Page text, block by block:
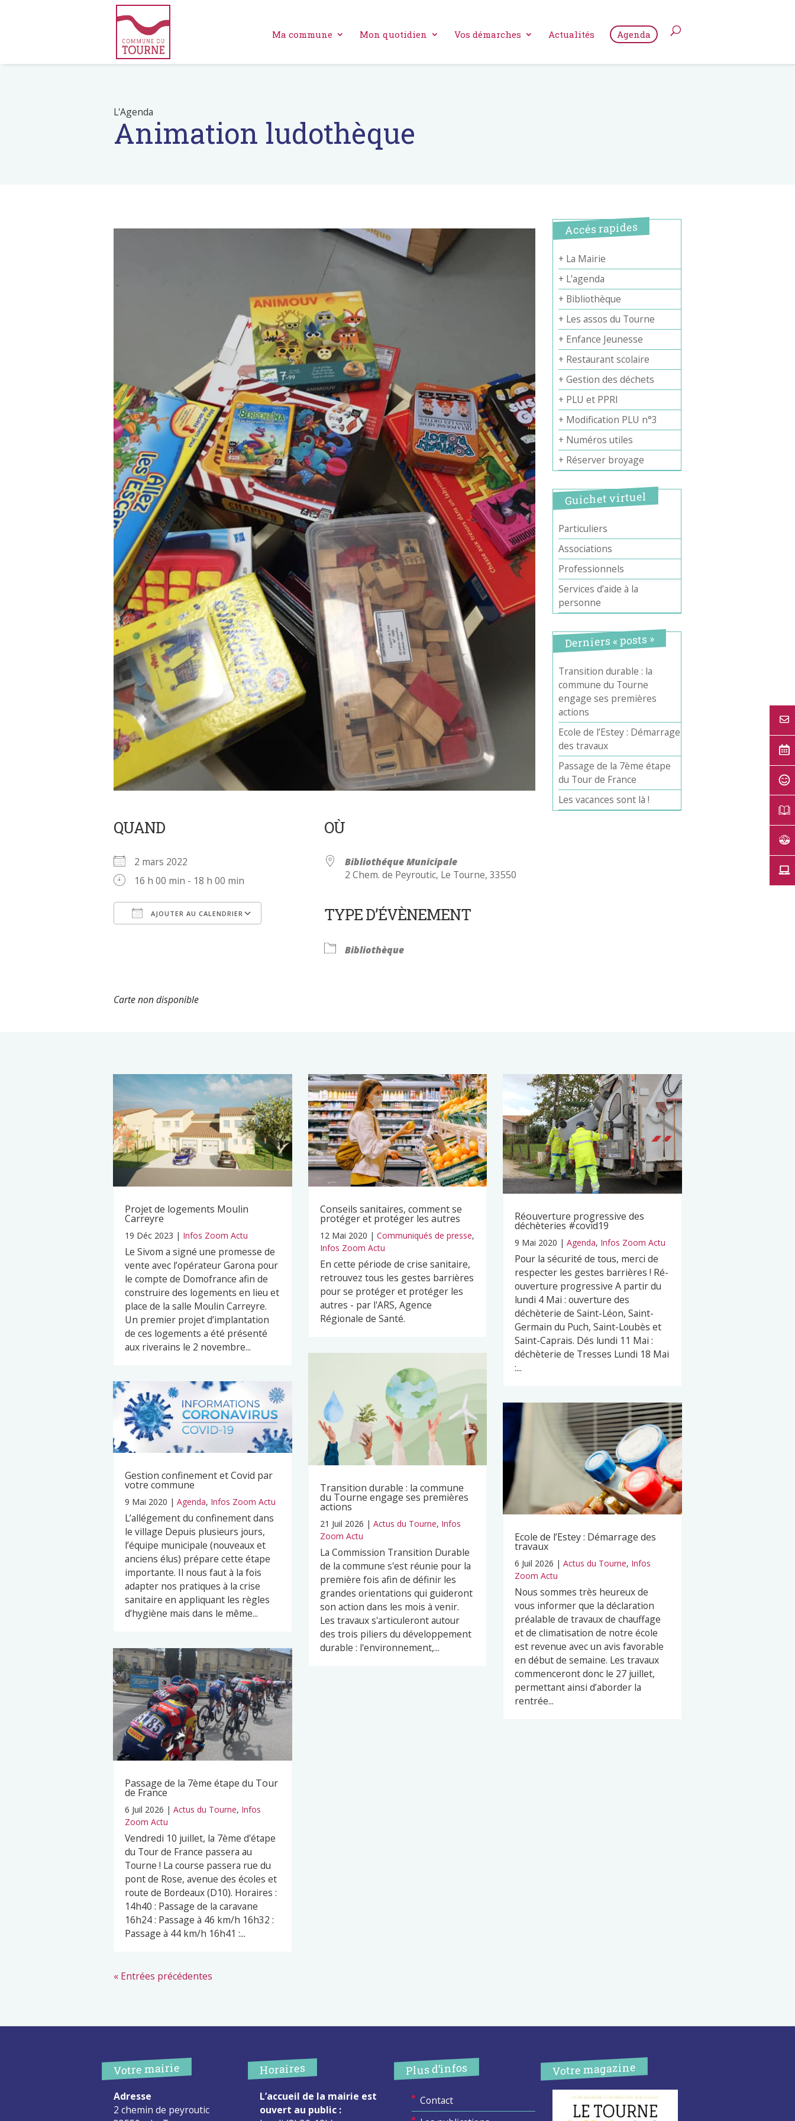
Ma commune Mon quotidien Vos démarches Actualités Agenda
L'Agenda
Animation ludothèque
QUAND
2 mars 2022
16 h 00 min - 18 h 00 min
AJOUTER AU CALENDRIER
OÙ
Bibliothéque Municipale
2 Chem. de Peyroutic, Le Tourne, 33550
TYPE D’ÉVÈNEMENT
Bibliothèque
Carte non disponible
Accés rapides
+ La Mairie
+ L’agenda
+ Bibliothèque
+ Les assos du Tourne
+ Enfance Jeunesse
+ Restaurant scolaire
+ Gestion des déchets
+ PLU et PPRI
+ Modification PLU n°3
+ Numéros utiles
+ Réserver broyage
Guichet virtuel
Particuliers
Associations
Professionnels
Services d’aide à la
personne
Derniers « posts »
Transition durable : la
commune du Tourne
engage ses premières
actions
Ecole de l’Estey : Démarrage
des travaux
Passage de la 7ème étape
du Tour de France
Les vacances sont là !
Projet de logements Moulin
Carreyre
19 Déc 2023 | Infos Zoom Actu
Le Sivom a signé une promesse de
vente avec l’opérateur Garona pour
le compte de Domofrance afin de
construire des logements en lieu et
place de la salle Moulin Carreyre.
Un premier projet d’implantation
de ces logements a été présenté
aux riverains le 2 novembre...
Gestion confinement et Covid par
votre commune
9 Mai 2020 | Agenda, Infos Zoom Actu
L’allégement du confinement dans
le village Depuis plusieurs jours,
l’équipe municipale (nouveaux et
anciens élus) prépare cette étape
importante. Il nous faut à la fois
adapter nos pratiques à la crise
sanitaire en appliquant les règles
d’hygiène mais dans le même...
Passage de la 7ème étape du Tour
de France
6 Juil 2026 | Actus du Tourne, Infos
Zoom Actu
Vendredi 10 juillet, la 7ème d'étape
du Tour de France passera au
Tourne ! La course passera rue du
pont de Rose, avenue des écoles et
route de Bordeaux (D10). Horaires :
14h40 : Passage de la caravane
16h24 : Passage à 46 km/h 16h32 :
Passage à 44 km/h 16h41 :...
Conseils sanitaires, comment se
protéger et protéger les autres
12 Mai 2020 | Communiqués de presse,
Infos Zoom Actu
En cette période de crise sanitaire,
retrouvez tous les gestes barrières
pour se protéger et protéger les
autres - par l'ARS, Agence
Régionale de Santé.
Transition durable : la commune
du Tourne engage ses premières
actions
21 Juil 2026 | Actus du Tourne, Infos
Zoom Actu
La Commission Transition Durable
de la commune s'est réunie pour la
première fois afin de définir les
grandes orientations qui guideront
son action dans les mois à venir.
Les travaux s'articuleront autour
des trois piliers du développement
durable : l'environnement,...
Réouverture progressive des
déchèteries #covid19
9 Mai 2020 |Agenda, Infos Zoom Actu
Pour la sécurité de tous, merci de
respecter les gestes barrières ! Ré-
ouverture progressive A partir du
lundi 4 Mai : ouverture des
déchèterie de Saint-Léon, Saint-
Germain du Puch, Saint-Loubès et
Saint-Caprais. Dés lundi 11 Mai :
déchèterie de Tresses Lundi 18 Mai
:...
Ecole de l’Estey : Démarrage des
travaux
6 Juil 2026 |Actus du Tourne, Infos
Zoom Actu
Nous sommes très heureux de
vous informer que la déclaration
préalable de travaux de chauffage
et de climatisation de notre école
est revenue avec un avis favorable
en début de semaine. Les travaux
commenceront donc le 27 juillet,
permettant ainsi d’aborder la
rentrée...
« Entrées précédentes
Votre mairie
Adresse
2 chemin de peyroutic
Horaires
L’accueil de la mairie est
ouvert au public :
Plus d’infos
Contact
Votre magazine